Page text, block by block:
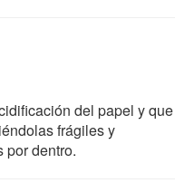
del papel y que
frágiles y
por dentro.